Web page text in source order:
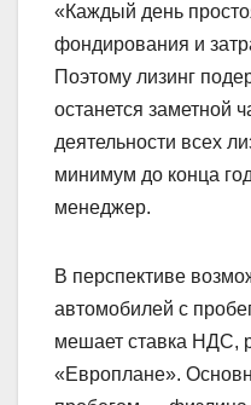
«Каждый день
фондирования и
Поэтому лизинг
останется заметной
деятельности всех
минимум до конца
менеджер.
В перспективе
автомобилей с
мешает ставка НДС,
«Европлане».